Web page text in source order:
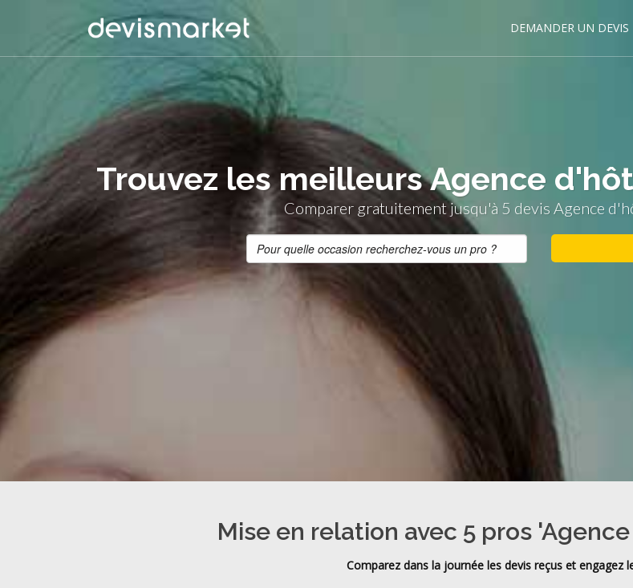
DEMANDER UN DEVIS
Trouvez les meilleurs Agence
Comparer gratuitement jusqu'à 5 devis Agence
Mise en relation avec 5 pros
Comparez dans la journée les devis reçus et engagez